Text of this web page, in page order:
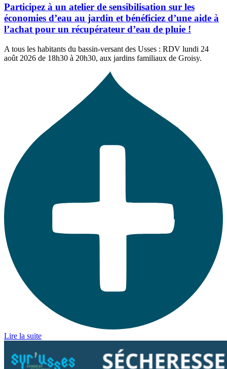
Participez à un atelier de sensibilisation sur les
économies d’eau au jardin et bénéficiez d’une aide à
l’achat pour un récupérateur d’eau de pluie !
A tous les habitants du bassin-versant des Usses : RDV lundi 24
août 2026 de 18h30 à 20h30, aux jardins familiaux de Groisy.
Lire la suite